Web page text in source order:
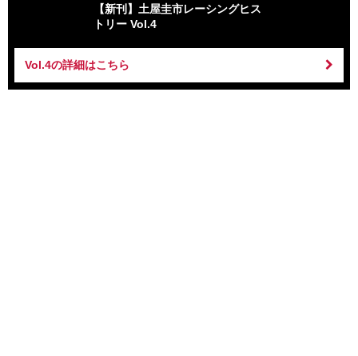
【新刊】土屋圭市レーシングヒス
トリー Vol.4
Vol.4の詳細はこちら